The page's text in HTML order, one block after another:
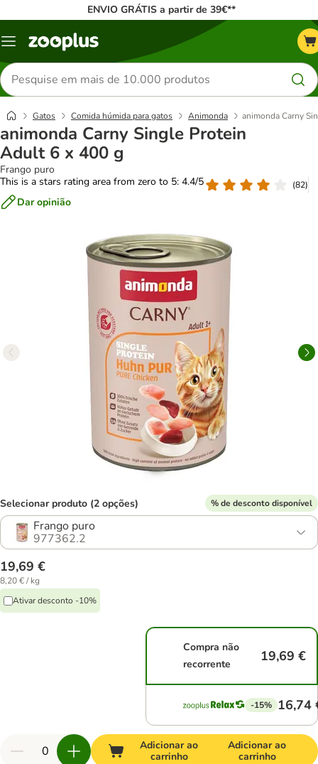
ENVIO GRÁTIS a partir de 39€**
Menu
Pesquisar
produtos
Gatos Comida húmida para gatos Animonda animonda Carny
animonda Carny Single Protein
Adult 6 x 400 g
Frango puro
This is a stars rating area from zero to 5: 4.4/5
(82)
Dar opinião
Selecionar produto (2 opções) % de desconto disponível
Frango puro
977362.2
19,69 €
8,20 € / kg
Ativar desconto -10%
Compra não
recorrente
19,69 €
-15% 16,74
Adicionar ao
carrinho
Adicionar ao
carrinho